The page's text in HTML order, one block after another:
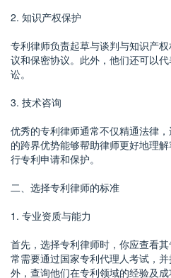
2. 知识产权保护
专利律师负责起草与谈判与知识产
议和保密协议。此外，他们还可以
讼。
3. 技术咨询
优秀的专利律师通常不仅精通法律
的跨界优势能够帮助律师更好地理
行专利申请和保护。
二、选择专利律师的标准
1. 专业资质与能力
首先，选择专利律师时，你应查看
常需要通过国家专利代理人考试，
外，查询他们在专利领域的经验及